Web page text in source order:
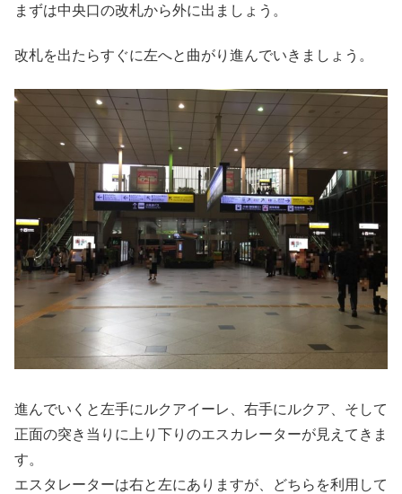
まずは中央口の改札から外に出ましょう。
改札を出たらすぐに左へと曲がり進んでいきましょう。
進んでいくと左手にルクアイーレ、右手にルクア、そして
正面の突き当りに上り下りのエスカレーターが見えてきま
す。
エスタレーターは右と左にありますが、どちらを利用して